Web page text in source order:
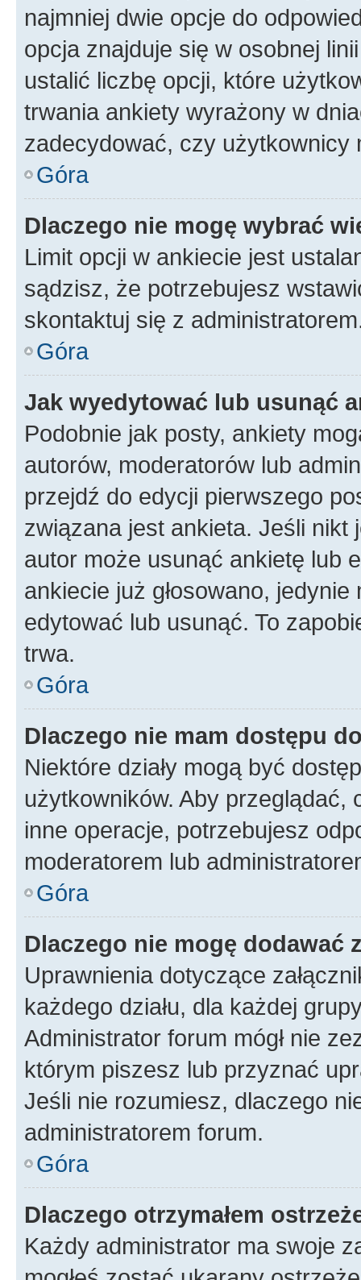
najmniej dwie opcje do
opcja znajduje się w osobnej
ustalić liczbę opcji, które
trwania ankiety wyrażony w
zadecydować, czy użytkownicy
Góra
Dlaczego nie mogę wybrać
Limit opcji w ankiecie jest
sądzisz, że potrzebujesz
skontaktuj się z
Góra
Jak wyedytować lub usunąć
Podobnie jak posty, ankiety
autorów, moderatorów lub
przejdź do edycji pierwszego
związana jest ankieta. Jeśli nikt
autor może usunąć ankietę lub
ankiecie już głosowano,
edytować lub usunąć. To
trwa.
Góra
Dlaczego nie mam dostępu
Niektóre działy mogą być
użytkowników. Aby
inne operacje, potrzebujesz
moderatorem lub
Góra
Dlaczego nie mogę dodawać
Uprawnienia dotyczące
każdego działu, dla każdej
Administrator forum mógł nie
którym piszesz lub przyznać
Jeśli nie rozumiesz, dlaczego
administratorem forum.
Góra
Dlaczego otrzymałem
Każdy administrator ma swoje